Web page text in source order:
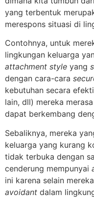
yang terbentuk
merespons situasi di
Contohnya, untuk
lingkungan keluarga
attachment style yang
dengan cara-cara
kebutuhan secara
lain, dll) mereka merasa
dapat berkembang
Sebaliknya, mereka
keluarga yang kurang
tidak terbuka dengan
cenderung mempunyai
ini karena selain
avoidant dalam